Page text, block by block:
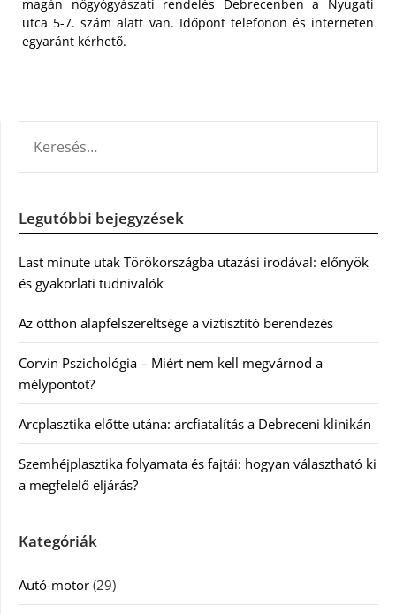
magán nőgyógyászati rendelés Debrecenben a Nyugati
utca 5-7. szám alatt van. Időpont telefonon és interneten
egyaránt kérhető.
Legutóbbi bejegyzések
Last minute utak Törökországba utazási irodával: előnyök
és gyakorlati tudnivalók
Az otthon alapfelszereltsége a víztisztító berendezés
Corvin Pszichológia – Miért nem kell megvárnod a
mélypontot?
Arcplasztika előtte utána: arcfiatalítás a Debreceni klinikán
Szemhéjplasztika folyamata és fajtái: hogyan választható ki
a megfelelő eljárás?
Kategóriák
Autó-motor (29)